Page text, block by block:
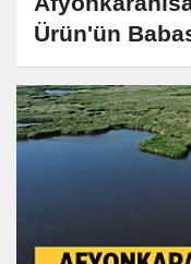
Ürün'ün